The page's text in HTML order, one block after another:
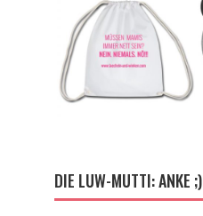
DIE LUW-MUTTI: ANKE ;)